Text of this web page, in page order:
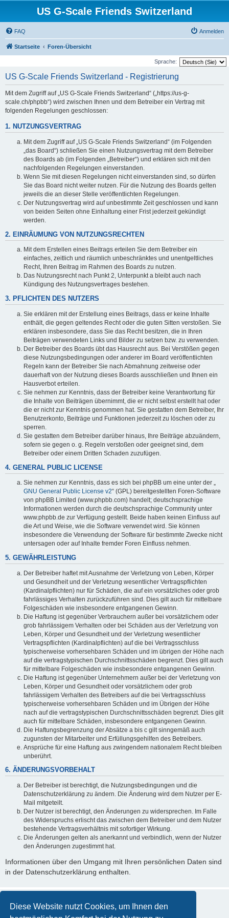
Diese Website nutzt Cookies, um Ihnen den
US G-Scale Friends Switzerland
FAQ Anmelden
Startseite Foren-Übersicht
Sprache:
US G-Scale Friends Switzerland - Registrierung
Mit dem Zugriff auf „US G-Scale Friends Switzerland“ („https://us-g-
scale.ch/phpbb“) wird zwischen Ihnen und dem Betreiber ein Vertrag mit
folgenden Regelungen geschlossen:
1. NUTZUNGSVERTRAG
Mit dem Zugriff auf „US G-Scale Friends Switzerland“ (im Folgenden
„das Board“) schließen Sie einen Nutzungsvertrag mit dem Betreiber
des Boards ab (im Folgenden „Betreiber“) und erklären sich mit den
nachfolgenden Regelungen einverstanden.
Wenn Sie mit diesen Regelungen nicht einverstanden sind, so dürfen
Sie das Board nicht weiter nutzen. Für die Nutzung des Boards gelten
jeweils die an dieser Stelle veröffentlichten Regelungen.
Der Nutzungsvertrag wird auf unbestimmte Zeit geschlossen und kann
von beiden Seiten ohne Einhaltung einer Frist jederzeit gekündigt
werden.
2. EINRÄUMUNG VON NUTZUNGSRECHTEN
Mit dem Erstellen eines Beitrags erteilen Sie dem Betreiber ein
einfaches, zeitlich und räumlich unbeschränktes und unentgeltliches
Recht, Ihren Beitrag im Rahmen des Boards zu nutzen.
Das Nutzungsrecht nach Punkt 2, Unterpunkt a bleibt auch nach
Kündigung des Nutzungsvertrages bestehen.
3. PFLICHTEN DES NUTZERS
Sie erklären mit der Erstellung eines Beitrags, dass er keine Inhalte
enthält, die gegen geltendes Recht oder die guten Sitten verstoßen. Sie
erklären insbesondere, dass Sie das Recht besitzen, die in Ihren
Beiträgen verwendeten Links und Bilder zu setzen bzw. zu verwenden.
Der Betreiber des Boards übt das Hausrecht aus. Bei Verstößen gegen
diese Nutzungsbedingungen oder anderer im Board veröffentlichten
Regeln kann der Betreiber Sie nach Abmahnung zeitweise oder
dauerhaft von der Nutzung dieses Boards ausschließen und Ihnen ein
Hausverbot erteilen.
Sie nehmen zur Kenntnis, dass der Betreiber keine Verantwortung für
die Inhalte von Beiträgen übernimmt, die er nicht selbst erstellt hat oder
die er nicht zur Kenntnis genommen hat. Sie gestatten dem Betreiber, Ihr
Benutzerkonto, Beiträge und Funktionen jederzeit zu löschen oder zu
sperren.
Sie gestatten dem Betreiber darüber hinaus, Ihre Beiträge abzuändern,
sofern sie gegen o. g. Regeln verstoßen oder geeignet sind, dem
Betreiber oder einem Dritten Schaden zuzufügen.
4. GENERAL PUBLIC LICENSE
Sie nehmen zur Kenntnis, dass es sich bei phpBB um eine unter der „
GNU General Public License v2“ (GPL) bereitgestellten Foren-Software
von phpBB Limited (www.phpbb.com) handelt; deutschsprachige
Informationen werden durch die deutschsprachige Community unter
www.phpbb.de zur Verfügung gestellt. Beide haben keinen Einfluss auf
die Art und Weise, wie die Software verwendet wird. Sie können
insbesondere die Verwendung der Software für bestimmte Zwecke nicht
untersagen oder auf Inhalte fremder Foren Einfluss nehmen.
5. GEWÄHRLEISTUNG
Der Betreiber haftet mit Ausnahme der Verletzung von Leben, Körper
und Gesundheit und der Verletzung wesentlicher Vertragspflichten
(Kardinalpflichten) nur für Schäden, die auf ein vorsätzliches oder grob
fahrlässiges Verhalten zurückzuführen sind. Dies gilt auch für mittelbare
Folgeschäden wie insbesondere entgangenen Gewinn.
Die Haftung ist gegenüber Verbrauchern außer bei vorsätzlichem oder
grob fahrlässigem Verhalten oder bei Schäden aus der Verletzung von
Leben, Körper und Gesundheit und der Verletzung wesentlicher
Vertragspflichten (Kardinalpflichten) auf die bei Vertragsschluss
typischerweise vorhersehbaren Schäden und im übrigen der Höhe nach
auf die vertragstypischen Durchschnittsschäden begrenzt. Dies gilt auch
für mittelbare Folgeschäden wie insbesondere entgangenen Gewinn.
Die Haftung ist gegenüber Unternehmern außer bei der Verletzung von
Leben, Körper und Gesundheit oder vorsätzlichem oder grob
fahrlässigem Verhalten des Betreibers auf die bei Vertragsschluss
typischerweise vorhersehbaren Schäden und im Übrigen der Höhe
nach auf die vertragstypischen Durchschnittsschäden begrenzt. Dies gilt
auch für mittelbare Schäden, insbesondere entgangenen Gewinn.
Die Haftungsbegrenzung der Absätze a bis c gilt sinngemäß auch
zugunsten der Mitarbeiter und Erfüllungsgehilfen des Betreibers.
Ansprüche für eine Haftung aus zwingendem nationalem Recht bleiben
unberührt.
6. ÄNDERUNGSVORBEHALT
Der Betreiber ist berechtigt, die Nutzungsbedingungen und die
Datenschutzerklärung zu ändern. Die Änderung wird dem Nutzer per E-
Mail mitgeteilt.
Der Nutzer ist berechtigt, den Änderungen zu widersprechen. Im Falle
des Widerspruchs erlischt das zwischen dem Betreiber und dem Nutzer
bestehende Vertragsverhältnis mit sofortiger Wirkung.
Die Änderungen gelten als anerkannt und verbindlich, wenn der Nutzer
den Änderungen zugestimmt hat.
Informationen über den Umgang mit Ihren persönlichen Daten sind
in der Datenschutzerklärung enthalten.